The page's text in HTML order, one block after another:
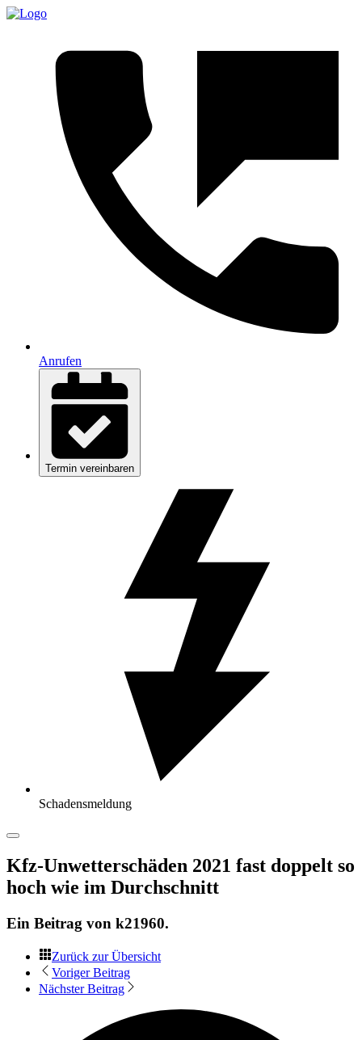
Anrufen
Termin vereinbaren
Schadensmeldung
Kfz-Unwetterschäden 2021 fast doppelt so
hoch wie im Durchschnitt
Ein Beitrag von k21960.
Zurück zur Übersicht
Voriger Beitrag
Nächster Beitrag